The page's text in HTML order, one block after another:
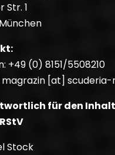
Str. 1
+49 (0) 8151/5508210
magrazin [at]
für den Inhalt
Stock